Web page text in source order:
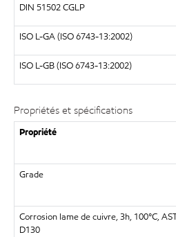
DIN 51502 CGLP
ISO L-GA (ISO 6743-13:2002)
ISO L-GB (ISO 6743-13:2002)
Propriétés et spécifications
Propriété
Grade
Corrosion lame de cuivre, 3h, 100°C,
D130